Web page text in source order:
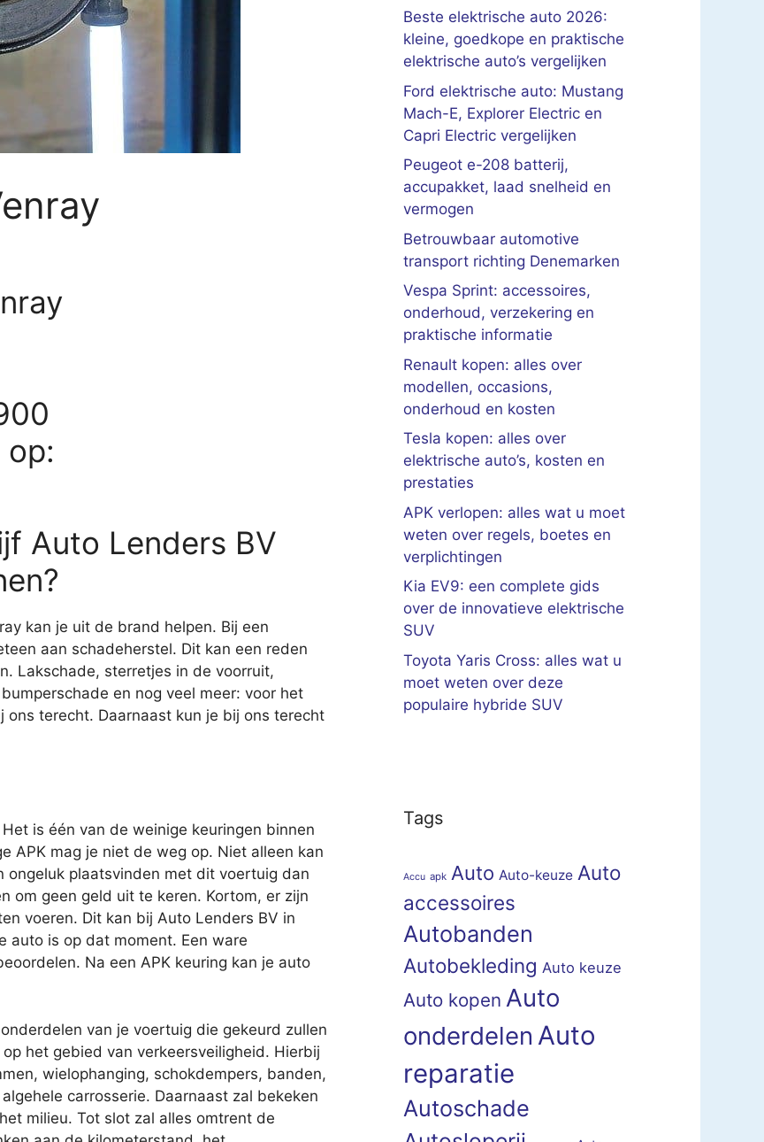
Auto Lenders BV
kan je uit de brand helpen. Bij een
aan schadeherstel. Dit kan een reden
Lakschade, sterretjes in de voorruit,
en nog veel meer: voor het
terecht. Daarnaast kun je bij ons terecht
is één van de weinige keuringen binnen
APK mag je niet de weg op. Niet alleen kan
ongeluk plaatsvinden met dit voertuig dan
om geen geld uit te keren. Kortom, er zijn
voeren. Dit kan bij Auto Lenders BV in
auto is op dat moment. Een ware
Na een APK keuring kan je auto
van je voertuig die gekeurd zullen
het gebied van verkeersveiligheid. Hierbij
wielophanging, schokdempers, banden,
carrosserie. Daarnaast zal bekeken
milieu. Tot slot zal alles omtrent de
Beste elektrische auto 2026:
kleine, goedkope en praktische
elektrische auto’s vergelijken
Ford elektrische auto: Mustang
Mach-E, Explorer Electric en
Capri Electric vergelijken
Peugeot e-208 batterij,
accupakket, laad snelheid en
vermogen
Betrouwbaar automotive
transport richting Denemarken
Vespa Sprint: accessoires,
onderhoud, verzekering en
praktische informatie
Renault kopen: alles over
modellen, occasions,
onderhoud en kosten
Tesla kopen: alles over
elektrische auto’s, kosten en
prestaties
APK verlopen: alles wat u moet
weten over regels, boetes en
verplichtingen
Kia EV9: een complete gids
over de innovatieve elektrische
SUV
Toyota Yaris Cross: alles wat u
moet weten over deze
populaire hybride SUV
Tags
Accu apk Auto Auto-keuze Auto
accessoires
Autobanden
Autobekleding Auto keuze
Auto kopen Auto
onderdelen Auto
reparatie
Autoschade